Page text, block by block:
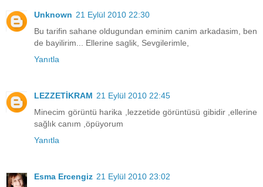
Unknown 21 Eylül 2010 22:30
Bu tarifin sahane oldugundan eminim canim arkadasim, ben
de bayilirim... Ellerine saglik, Sevgilerimle,
Yanıtla
LEZZETİKRAM 21 Eylül 2010 22:45
Minecim görüntü harika ,lezzetide görüntüsü gibidir ,ellerine
sağlık canım ,öpüyorum
Yanıtla
Esma Ercengiz 21 Eylül 2010 23:02